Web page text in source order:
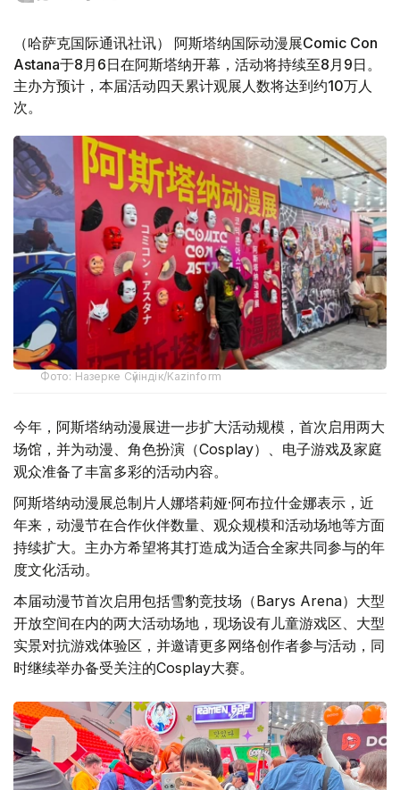
（哈萨克国际通讯社讯） 阿斯塔纳国际动漫展Comic Con
Astana于8月6日在阿斯塔纳开幕，活动将持续至8月9日。
主办方预计，本届活动四天累计观展人数将达到约10万人
次。
Фото: Назерке Сүйіндік/Kazinform
今年，阿斯塔纳动漫展进一步扩大活动规模，首次启用两大
场馆，并为动漫、角色扮演（Cosplay）、电子游戏及家庭
观众准备了丰富多彩的活动内容。
阿斯塔纳动漫展总制片人娜塔莉娅·阿布拉什金娜表示，近
年来，动漫节在合作伙伴数量、观众规模和活动场地等方面
持续扩大。主办方希望将其打造成为适合全家共同参与的年
度文化活动。
本届动漫节首次启用包括雪豹竞技场（Barys Arena）大型
开放空间在内的两大活动场地，现场设有儿童游戏区、大型
实景对抗游戏体验区，并邀请更多网络创作者参与活动，同
时继续举办备受关注的Cosplay大赛。